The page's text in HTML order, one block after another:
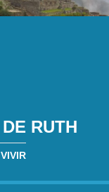
RUTH